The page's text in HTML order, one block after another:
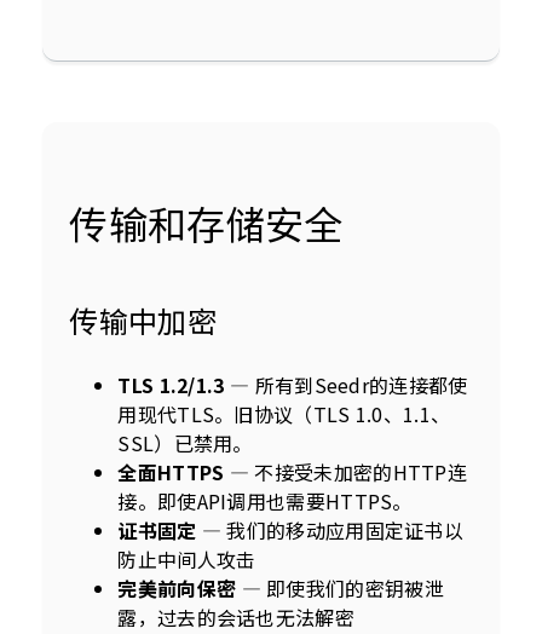
传输和存储安全
传输中加密
TLS 1.2/1.3 — 所有到Seedr的连接都使
用现代TLS。旧协议（TLS 1.0、1.1、
SSL）已禁用。
全面HTTPS — 不接受未加密的HTTP连
接。即使API调用也需要HTTPS。
证书固定 — 我们的移动应用固定证书以
防止中间人攻击
完美前向保密 — 即使我们的密钥被泄
露，过去的会话也无法解密